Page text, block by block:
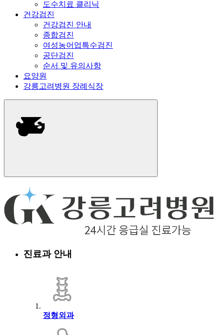
도수치료 클리닉
건강검진
건강검진 안내
종합검진
여성농어업특수검진
공단검진
순서 및 유의사항
요양원
강릉고려병원 장례식장
진료과 안내
정형외과